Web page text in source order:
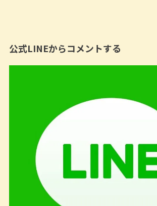
公式LINEからコメントする